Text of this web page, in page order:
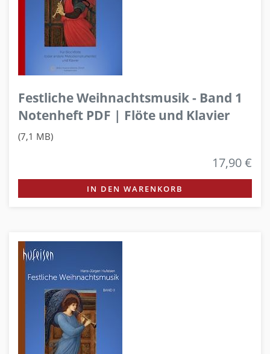
Festliche Weihnachtsmusik - Band 1
Notenheft PDF | Flöte und Klavier
(7,1 MB)
17,90 €
IN DEN WARENKORB